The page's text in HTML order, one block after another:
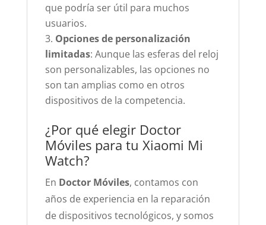
que podría ser útil para muchos
usuarios.
Opciones de personalización
limitadas: Aunque las esferas del reloj
son personalizables, las opciones no
son tan amplias como en otros
dispositivos de la competencia.
¿Por qué elegir Doctor
Móviles para tu Xiaomi Mi
Watch?
En Doctor Móviles, contamos con
años de experiencia en la reparación
de dispositivos tecnológicos, y somos